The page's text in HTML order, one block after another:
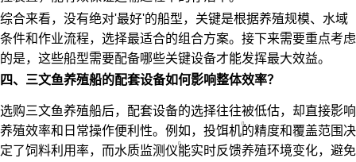
综合来看，没有绝对'最好'的船型，关键是根据养殖规模、水域
条件和作业流程，选择最适合的组合方案。接下来需要重点考虑
的是，这些船型需要配备哪些关键设备才能发挥最大效益。
四、三文鱼养殖船的配套设备如何影响整体效率？
选购三文鱼养殖船后，配套设备的选择往往被低估，却直接影响
养殖效率和日常操作便利性。例如， 投饵机的精度和覆盖范围决
定了饲料利用率，而水质监测仪能实时反馈养殖环境变化，避免